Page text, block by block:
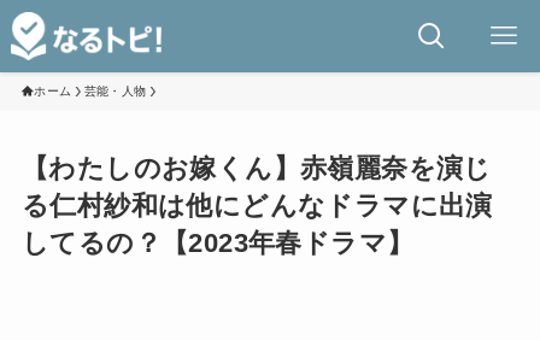
ホーム 芸能・人物
【わたしのお嫁くん】赤嶺麗奈を演じ
る仁村紗和は他にどんなドラマに出演
してるの？【2023年春ドラマ】